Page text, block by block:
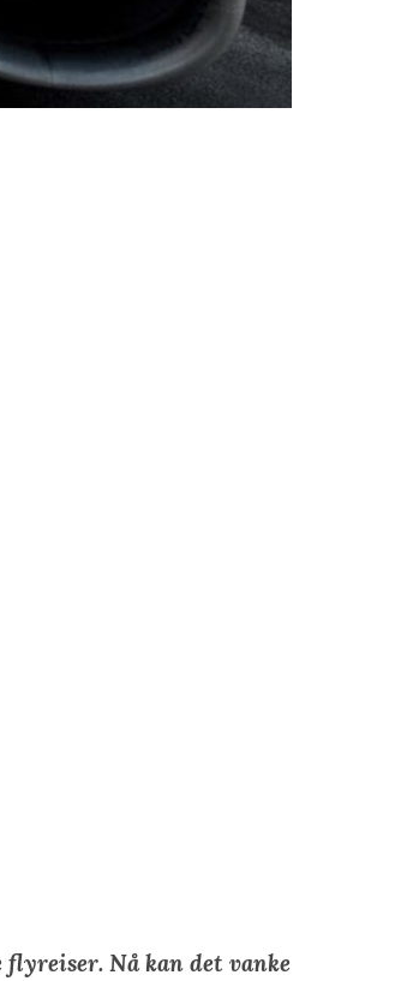
Nå kan det vanke